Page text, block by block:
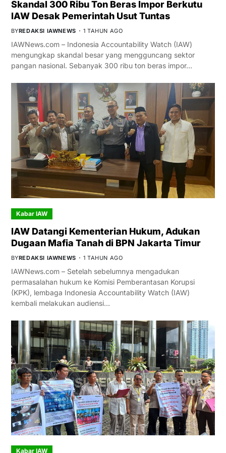
Skandal 300 Ribu Ton Beras Impor Berkutu
IAW Desak Pemerintah Usut Tuntas
BYREDAKSI IAWNEWS 1 TAHUN AGO
IAWNews.com – Indonesia Accountability Watch (IAW)
mengungkap skandal besar yang mengguncang sektor
pangan nasional. Sebanyak 300 ribu ton beras impor…
Kabar IAW
IAW Datangi Kementerian Hukum, Adukan
Dugaan Mafia Tanah di BPN Jakarta Timur
BYREDAKSI IAWNEWS 1 TAHUN AGO
IAWNews.com – Setelah sebelumnya mengadukan
permasalahan hukum ke Komisi Pemberantasan Korupsi
(KPK), lembaga Indonesia Accountability Watch (IAW)
kembali melakukan audiensi…
Kabar IAW